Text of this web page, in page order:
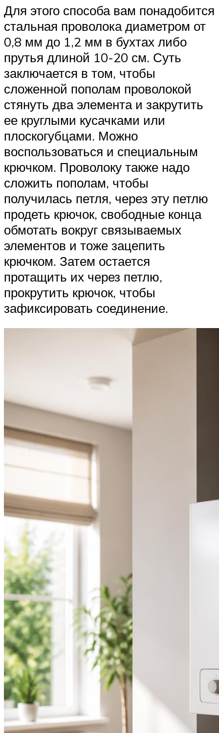
Для этого способа вам понадобится
стальная проволока диаметром от
0,8 мм до 1,2 мм в бухтах либо
прутья длиной 10-20 см. Суть
заключается в том, чтобы
сложенной пополам проволокой
стянуть два элемента и закрутить
ее круглыми кусачками или
плоскогубцами. Можно
воспользоваться и специальным
крючком. Проволоку также надо
сложить пополам, чтобы
получилась петля, через эту петлю
продеть крючок, свободные конца
обмотать вокруг связываемых
элементов и тоже зацепить
крючком. Затем остается
протащить их через петлю,
прокрутить крючок, чтобы
зафиксировать соединение.